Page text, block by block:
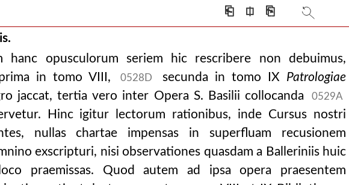
⎗ ⎅ ⎘
sancti hilarii interpretationem quinqu
hanc opusculorum seriem hic rescribere non debuimus,
in tomo VIII,
0528D secunda in tomo IX Patrologiae
jaccat, tertia vero inter Opera S. Basilii collocanda
0529A
Hinc igitur lectorum rationibus, inde Cursus nostri
nullas chartae impensas in superfluam recusionem
exscripturi, nisi observationes quasdam a Balleriniis huic
praemissas. Quod autem ad ipsa opera praesentem